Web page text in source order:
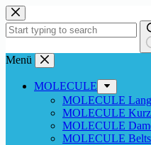
Zum
Inhalt
springen
Keine
Ergebnisse
Menü
MOLECULE
MOLECULE
MOLECULE
MOLECULE
MOLECULE Belts